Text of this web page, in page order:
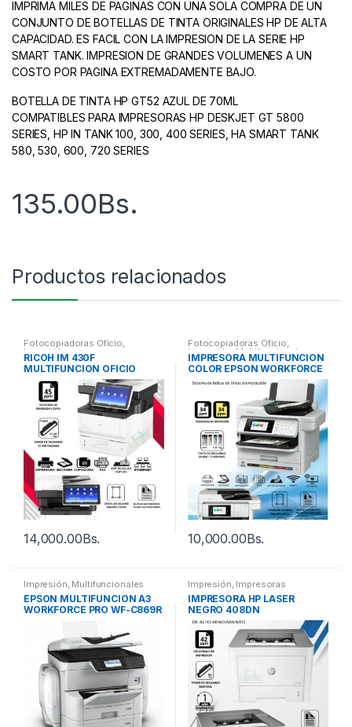
IMPRIMA MILES DE PAGINAS CON UNA SOLA COMPRA DE UN
CONJUNTO DE BOTELLAS DE TINTA ORIGINALES HP DE ALTA
CAPACIDAD. ES FACIL CON LA IMPRESION DE LA SERIE HP
SMART TANK. IMPRESION DE GRANDES VOLUMENES A UN
COSTO POR PAGINA EXTREMADAMENTE BAJO.
BOTELLA DE TINTA HP GT52 AZUL DE 70ML
COMPATIBLES PARA IMPRESORAS HP DESKJET GT 5800
SERIES, HP IN TANK 100, 300, 400 SERIES, HA SMART TANK
580, 530, 600, 720 SERIES
135.00Bs.
Productos relacionados
Fotocopiadoras Oficio,
Impresión
RICOH IM 430F
MULTIFUNCION OFICIO
LASER NEGRO
14,000.00Bs.
Fotocopiadoras Oficio,
Impresión ,Multifuncionales
IMPRESORA MULTIFUNCION
COLOR EPSON WORKFORCE
PRO WF-C5891 (OFICIO)
10,000.00Bs.
Impresión, Multifuncionales
EPSON MULTIFUNCION A3
WORKFORCE PRO WF-C869R
Impresión, Impresoras
IMPRESORA HP LASER
NEGRO 408DN